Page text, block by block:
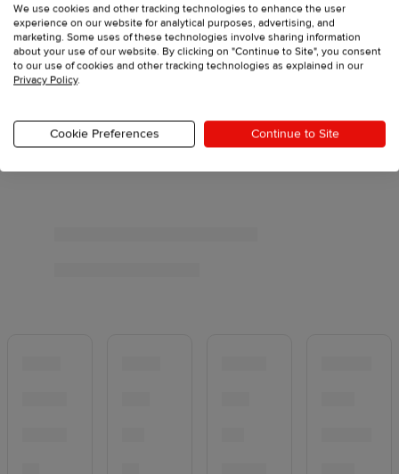
We use cookies and other tracking technologies to enhance the user
experience on our website for analytical purposes, advertising, and
marketing. Some uses of these technologies involve sharing information
about your use of our website. By clicking on "Continue to Site", you consent
to our use of cookies and other tracking technologies as explained in our
Privacy Policy.
Cookie Preferences Continue to Site